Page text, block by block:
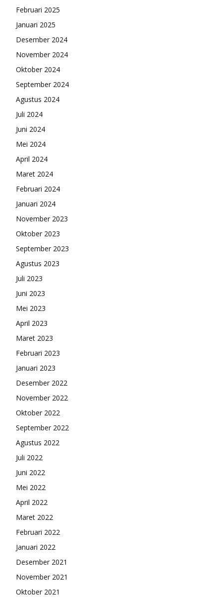
Februari 2025
Januari 2025
Desember 2024
November 2024
Oktober 2024
September 2024
Agustus 2024
Juli 2024
Juni 2024
Mei 2024
April 2024
Maret 2024
Februari 2024
Januari 2024
November 2023
Oktober 2023
September 2023
Agustus 2023
Juli 2023
Juni 2023
Mei 2023
April 2023
Maret 2023
Februari 2023
Januari 2023
Desember 2022
November 2022
Oktober 2022
September 2022
Agustus 2022
Juli 2022
Juni 2022
Mei 2022
April 2022
Maret 2022
Februari 2022
Januari 2022
Desember 2021
November 2021
Oktober 2021